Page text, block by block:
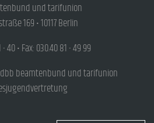
und tarifunion
169 • 10117 Berlin
40 • Fax: 030.40 81 - 49 99
dbb beamtenbund und tarifunion